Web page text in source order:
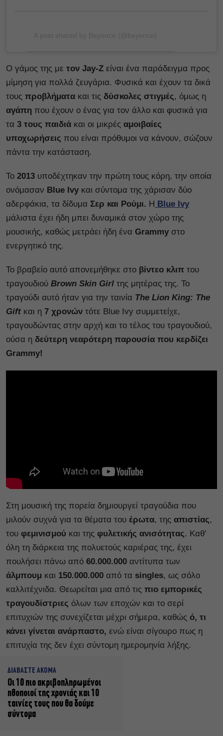
Ο γάμος της με τον Jay-Z είναι ένα παράδειγμα προς
μίμηση για πολλά ζευγάρια. Φυσικά και έχουν τα δικά
τους προβλήματα και τις δύσκολες στιγμές, όμως η
αγάπη που έχουν ο ένας για τον άλλο και φυσικά για
τα 3 τους παιδιά και οι μικρές αμοιβαίες
υποχωρήσεις που είναι πρόθυμοι να κάνουν, σώζουν
πάντα την κατάσταση.
Το 2013 υποδέχτηκαν την πρώτη τους κόρη, την οποία
ονόμασαν Blue Ivy και σύντομα της χάρισαν δύο
αδερφάκια, τα δίδυμα Σερ και Ρούμι. Η Blue Ivy
μάλιστα έχει ήδη μπει δυναμικά στον χώρο της
μουσικής, καθώς μετράει ήδη ένα Grammy στο
ενεργητικό της.
Το βραβείο αυτό απονεμήθηκε στο βίντεο κλιπ του
τραγουδιού Brown Skin Girl της μητέρας της. Το
τραγούδι αυτό ήταν για την ταινία The Lion King: The
Gift και η 7 χρονών τότε Blue Ivy συμμετείχε,
τραγουδώντας στην αρχή και το τέλος του τραγουδιού,
ούσα η δεύτερη νεαρότερη παρουσία που κερδίζει
Grammy!
Στη μουσική της πορεία δημιουργεί τραγούδια που
μιλούν συχνά για τα θέματα του έρωτα, της απιστίας,
του φεμινισμού και της φυλετικής ανισότητας. Καθ’
όλη τη διάρκεια της πολυετούς καριέρας της, έχει
πουλήσει πάνω από 60.000.000 αντίτυπα των
άλμπουμ και 150.000.000 από τα singles, ως σόλο
καλλιτέχνιδα. Θεωρείται μια από τις πιο εμπορικές
τραγουδίστριες όλων των εποχών και το σερί
επιτυχιών της συνεχίζεται μέχρι σήμερα, καθώς ό, τι
κάνει γίνεται ανάρπαστο, ενώ είναι σίγουρο πως η
επιτυχία της δεν έχει σύντομη ημερομηνία λήξης.
ΔΙΑΒΑΣΤΕ ΑΚΟΜΑ
Οι 10 πιο ακριβοπληρωμένοι
ηθοποιοί της χρονιάς και 10
ταινίες τους που θα δούμε
σύντομα